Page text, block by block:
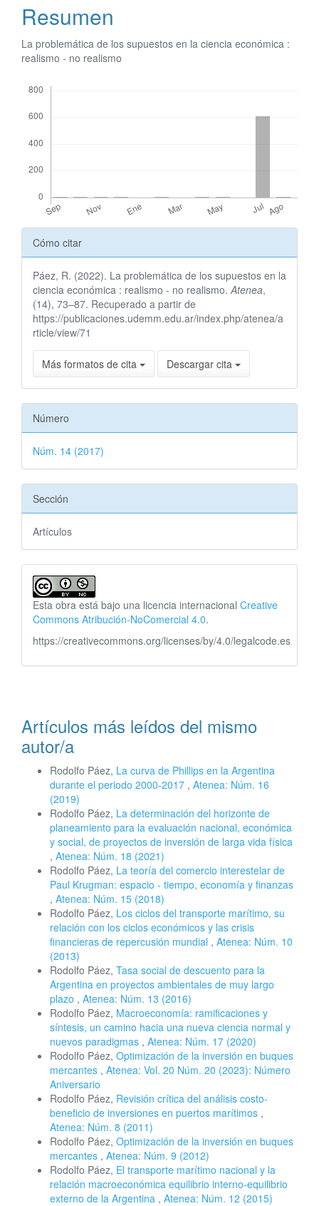
del
artículo
Resumen
La problemática de los supuestos en la ciencia económica :
realismo - no realismo
Detalles
del
artículo
Cómo citar
Páez, R. (2022). La problemática de los supuestos en la
ciencia económica : realismo - no realismo.Atenea,
(14), 73–87. Recuperado a partir de
https://publicaciones.udemm.edu.ar/index.php/atenea/a
rticle/view/71
Más formatos de cita Descargar cita
Número
Núm. 14 (2017)
Sección
Artículos
Esta obra está bajo una licencia internacional Creative
Commons Atribución-NoComercial 4.0.
https://creativecommons.org/licenses/by/4.0/legalcode.es
Artículos más leídos del mismo
autor/a
Rodolfo Páez, La curva de Phillips en la Argentina
durante el periodo 2000-2017 , Atenea: Núm. 16
(2019)
Rodolfo Páez, La determinación del horizonte de
planeamiento para la evaluación nacional, económica
y social, de proyectos de inversión de larga vida física
, Atenea: Núm. 18 (2021)
Rodolfo Páez, La teoría del comercio interestelar de
Paul Krugman: espacio - tiempo, economía y finanzas
, Atenea: Núm. 15 (2018)
Rodolfo Páez, Los ciclos del transporte marítimo, su
relación con los ciclos económicos y las crisis
financieras de repercusión mundial , Atenea: Núm. 10
(2013)
Rodolfo Páez, Tasa social de descuento para la
Argentina en proyectos ambientales de muy largo
plazo , Atenea: Núm. 13 (2016)
Rodolfo Páez, Macroeconomía: ramificaciones y
síntesis, un camino hacia una nueva ciencia normal y
nuevos paradigmas , Atenea: Núm. 17 (2020)
Rodolfo Páez, Optimización de la inversión en buques
mercantes , Atenea: Vol. 20 Núm. 20 (2023): Número
Aniversario
Rodolfo Páez, Revisión crítica del análisis costo-
beneficio de inversiones en puertos marítimos ,
Atenea: Núm. 8 (2011)
Rodolfo Páez, Optimización de la inversión en buques
mercantes , Atenea: Núm. 9 (2012)
Rodolfo Páez, El transporte marítimo nacional y la
relación macroeconómica equilibrio interno-equilibrio
externo de la Argentina , Atenea: Núm. 12 (2015)